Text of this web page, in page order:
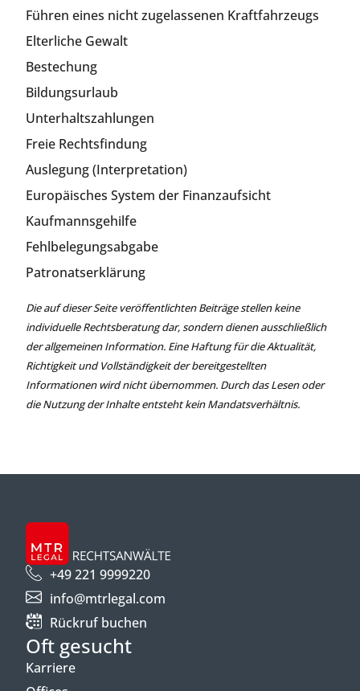
Führen eines nicht zugelassenen Kraftfahrzeugs
Elterliche Gewalt
Bestechung
Bildungsurlaub
Unterhaltszahlungen
Freie Rechtsfindung
Auslegung (Interpretation)
Europäisches System der Finanzaufsicht
Kaufmannsgehilfe
Fehlbelegungsabgabe
Patronatserklärung
Die auf dieser Seite veröffentlichten Beiträge stellen keine
individuelle Rechtsberatung dar, sondern dienen ausschließlich
der allgemeinen Information. Eine Haftung für die Aktualität,
Richtigkeit und Vollständigkeit der bereitgestellten
Informationen wird nicht übernommen. Durch das Lesen oder
die Nutzung der Inhalte entsteht kein Mandatsverhältnis.
+49 221 9999220
info@mtrlegal.com
Rückruf buchen
Oft gesucht
Karriere